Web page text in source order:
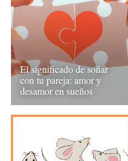
El significado de soñar
con tu pareja: amor y
desamor en sueños